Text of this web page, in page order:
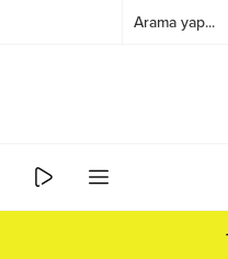
HAVA HANIM AĞRI